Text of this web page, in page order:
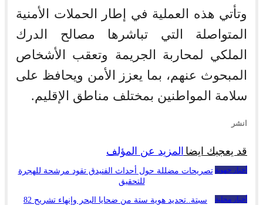
وتأتي هذه العملية في إطار الحملات الأمنية
المتواصلة التي تباشرها مصالح الدرك
الملكي لمحاربة الجريمة وتعقب الأشخاص
المبحوث عنهم، بما يعزز الأمن ويحافظ على
سلامة المواطنين بمختلف مناطق الإقليم.
انشر
قد يعجبك ايضا المزيد عن المؤلف
أخبار جهوية تصريحات مضللة حول أحداث الفنيدق تقود مرشحة للهجرة
للتحقيق
أخبار محلية
سبتة..تحديد هوية ستة من ضحايا البحر وإنهاء تشريح 82